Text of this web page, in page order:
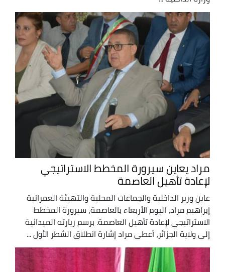
مراد يعاين سيرورة المخطط الاستراتيجي
لإعادة تأهيل العاصمة
عاين وزير الداخلية والجماعات المحلية والتهيئة العمرانية
إبراهيم مراد، اليوم الأربعاء بالعاصمة، سيرورة المخطط
الاستراتيجي لإعادة تأهيل العاصمة. برسم زيارته الميدانية
إلى ولاية الجزائر، أعطى مراد إشارة انطلاق الشطر الأول ...